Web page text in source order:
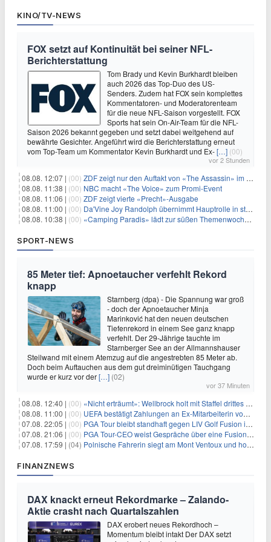
KINO/TV-NEWS
FOX setzt auf Kontinuität bei seiner NFL-
Berichterstattung
Tom Brady und Kevin Burkhardt bleiben
auch 2026 das Top-Duo des US-
Senders. Zudem hat FOX sein komplettes
Kommentatoren- und Moderatorenteam
für die neue NFL-Saison vorgestellt. FOX
Sports hat sein On-Air-Team für die NFL-
Saison 2026 bekannt gegeben und setzt dabei weitgehend auf
bewährte Gesichter. Angeführt wird die Berichterstattung erneut
vom Top-Team um Kommentator Kevin Burkhardt und Ex-[…] (00)
vor 2 Stunden
08.08. 12:07 | (00) ZDF zeigt nur den Auftakt von «The Assassin» im Fernsehen
08.08. 11:38 | (00) NBC macht «The Voice» zum Promi-Event
08.08. 11:06 | (00) ZDF zeigt vierte «Precht»-Ausgabe
08.08. 11:00 | (00) Da'Vine Joy Randolph übernimmt Hauptrolle in starbesetzter schwarzer Komödie
08.08. 10:38 | (00) «Camping Paradis» lädt zur süßen Themenwoche ein
SPORT-NEWS
85 Meter tief: Apnoetaucher verfehlt Rekord
knapp
Starnberg (dpa) - Die Spannung war groß
- doch der Apnoetaucher Minja
Marinković hat den neuen deutschen
Tiefenrekord in einem See ganz knapp
verfehlt. Der 29-Jährige tauchte im
Starnberger See an der Allmannshauser
Steilwand mit einem Atemzug auf die angestrebten 85 Meter ab.
Doch beim Auftauchen aus dem gut dreiminütigen Tauchgang
wurde er kurz vor der[…] (02)
vor 37 Minuten
08.08. 12:40 | (00) «Nicht erträumt»: Wellbrock holt mit Staffel drittes EM-Gold
08.08. 11:00 | (00) UEFA bestätigt Zahlungen an Ex-Mitarbeiterin von Infantino
07.08. 22:05 | (00) PGA Tour bleibt standhaft gegen LIV Golf Fusion in einem sich wandelnden Sportumfeld
07.08. 21:06 | (00) PGA Tour-CEO weist Gespräche über eine Fusion mit LIV Golf zurück und bekräftigt die Wettbewerbslandschaft
07.08. 17:59 | (04) Polnische Fahrerin siegt am Mont Ventoux und holt Tour-Gelb
FINANZNEWS
DAX knackt erneut Rekordmarke – Zalando-
Aktie crasht nach Quartalszahlen
DAX erobert neues Rekordhoch –
Momentum bleibt intakt Der DAX setzt